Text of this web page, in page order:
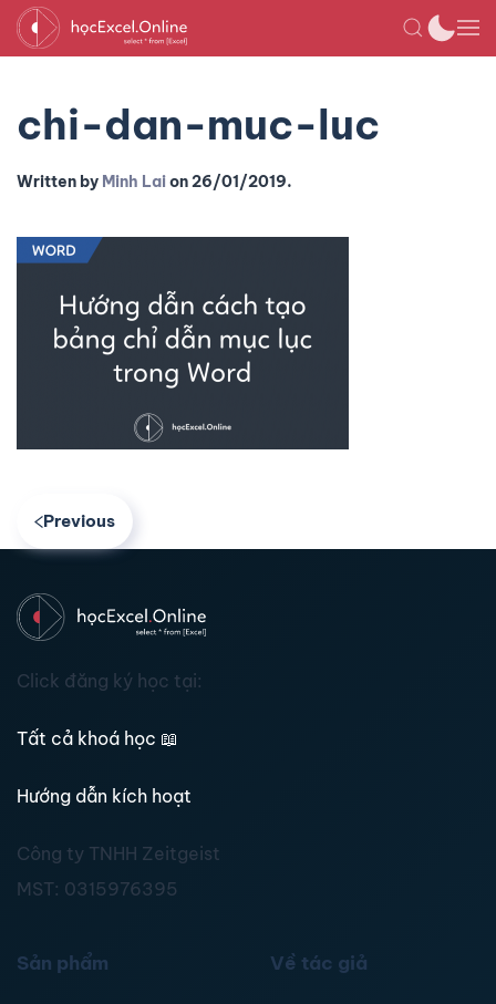
chi-dan-muc-luc
Written by Minh Laion26/01/2019.
Previous
Click đăng ký học tại:
Tất cả khoá học 📖
Hướng dẫn kích hoạt
Công ty TNHH Zeitgeist
MST: 0315976395
Sản phẩm Về tác giả